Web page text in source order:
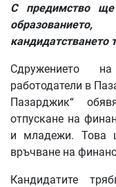
С предимство
кандидатстването
Сдружението
работодатели в
Пазарджик“
отпускане на
и младежи. Това
връчване на
Кандидатите